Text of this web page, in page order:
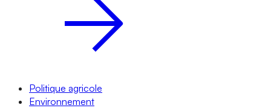
Politique agricole
Environnement